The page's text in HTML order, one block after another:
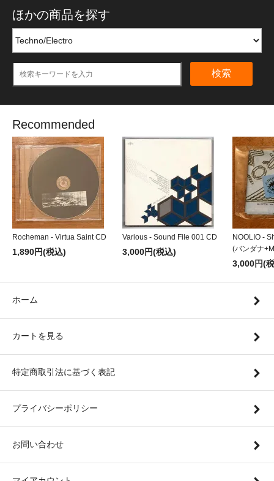
ほかの商品を探す
検索
Recommended
Rocheman - Virtua Saint CD
1,890円(税込)
Various - Sound File 001 CD
3,000円(税込)
NOOLIO -
(バンダナ
3,000円(
ホーム
カートを見る
特定商取引法に基づく表記
プライバシーポリシー
お問い合わせ